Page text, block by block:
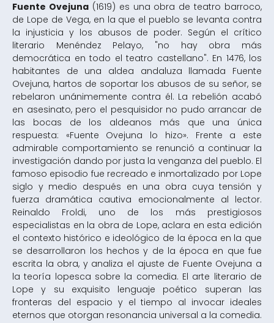
Fuente Ovejuna(1619) es una obra de teatro barroco,
de Lope de Vega, en la que el pueblo se levanta contra
la injusticia y los abusos de poder. Según el crítico
literario Menéndez Pelayo, "no hay obra más
democrática en todo el teatro castellano". En 1476, los
habitantes de una aldea andaluza llamada Fuente
Ovejuna, hartos de soportar los abusos de su señor, se
rebelaron unánimemente contra él. La rebelión acabó
en asesinato, pero el pesquisidor no pudo arrancar de
las bocas de los aldeanos más que una única
respuesta: «Fuente Ovejuna lo hizo». Frente a este
admirable comportamiento se renunció a continuar la
investigación dando por justa la venganza del pueblo. El
famoso episodio fue recreado e inmortalizado por Lope
siglo y medio después en una obra cuya tensión y
fuerza dramática cautiva emocionalmente al lector.
Reinaldo Froldi, uno de los más prestigiosos
especialistas en la obra de Lope, aclara en esta edición
el contexto histórico e ideológico de la época en la que
se desarrollaron los hechos y de la época en que fue
escrita la obra, y analiza el ajuste de Fuente Ovejuna a
la teoría lopesca sobre la comedia. El arte literario de
Lope y su exquisito lenguaje poético superan las
fronteras del espacio y el tiempo al invocar ideales
eternos que otorgan resonancia universal a la comedia.